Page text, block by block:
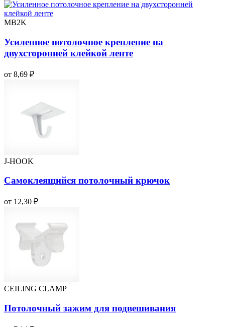
MB2K
Усиленное потолочное крепление на
двухсторонней клейкой ленте
от 8,69 ₽
J-HOOK
Самоклеящийся потолочный крючок
от 12,30 ₽
CEILING CLAMP
Потолочный зажим для подвешивания